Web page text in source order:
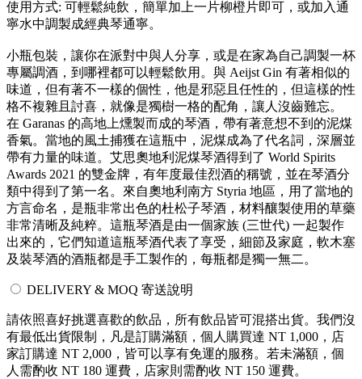
使用方式: 可輕鬆純飲，簡單加上一片柳橙片即可，或加入通
寧水中調製成經典琴通寧。
小瓶包裝，讓你在派對中與人分享，或是在家為自己調製一杯
專屬調酒，到哪裡都可以輕鬆飲用。與 Aeijst Gin 有著相似的
味道，但有著不一樣的個性，他是邪惡且任性的，但這樣的性
格不複雜且討喜，就像是獨樹一格的配角，讓人沒齒難忘。
在 Garanas 的高地上燻製而成的琴酒，帶有著意想不到的泥煤
香氣。當地的風土捕獲在這瓶中，泥煤成為了代名詞，深層並
帶有力量的味道。艾思奧地利泥煤琴酒得到了 World Spirits
Awards 2021 的雙金牌，有年度最佳烈酒的稱號，並在琴酒分
類中得到了第一名。來自奧地利南方 Styria 地區，用了當地的
方言命名，是瓶非常出色的杜松子琴酒，材料釀製使用的草藥
非常清晰及純粹。這瓶琴酒是由一個家族 (三世代) 一起製作
出來的，它們知道這瓶琴酒代表了享受，細節及家庭，軟木塞
及裝琴酒的酒瓶都是手工製作的，每瓶都是獨一無二。
DELIVERY & MOQ 寄送說明
請依照喜好挑選喜歡的飲品，所有飲品皆可混搭出貨。我們沒
有最低出貨限制，凡是訂購滿額，個人購買達 NT 1,000，店
家訂購達 NT 2,000，皆可以享有免運的服務。若未滿額，個
人需酌收 NT 180 運費，店家則需酌收 NT 150 運費。